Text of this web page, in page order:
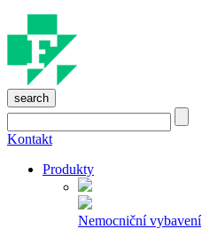
search
Kontakt
Produkty
Nemocniční vybavení